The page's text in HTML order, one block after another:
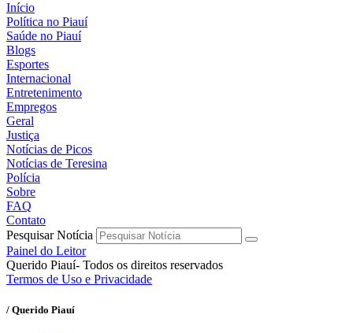
Início
Política no Piauí
Saúde no Piauí
Blogs
Esportes
Internacional
Entretenimento
Empregos
Geral
Justiça
Notícias de Picos
Notícias de Teresina
Polícia
Sobre
FAQ
Contato
Pesquisar Notícia
Painel do Leitor
Querido Piauí- Todos os direitos reservados
Termos de Uso e Privacidade
/ Querido Piauí